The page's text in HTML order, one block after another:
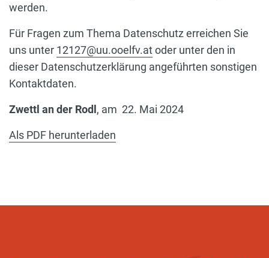
werden.
Für Fragen zum Thema Datenschutz erreichen Sie
uns unter 12127@uu.ooelfv.atoder unter den in
dieser Datenschutzerklärung angeführten sonstigen
Kontaktdaten.
Zwettl an der Rodl, am 22. Mai 2024
Als PDF herunterladen